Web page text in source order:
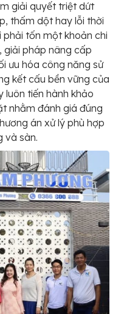
giải quyết triệt dứt
thấm dột hay lỗi thời
tốn một khoản chi
giải pháp nâng cấp
ưu hóa công năng sử
kết cấu bền vững của
luôn tiến hành khảo
nhằm đánh giá đúng
án xử lý phù hợp
và sàn.